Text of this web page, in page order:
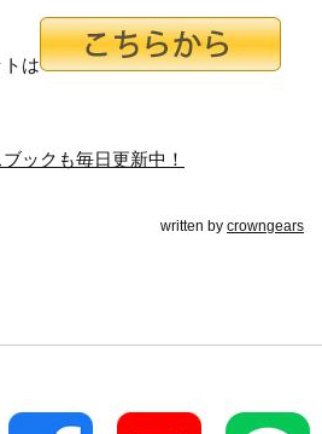
は
ックも毎日更新中！
written by crowngears